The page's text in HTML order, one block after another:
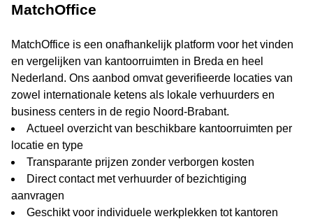
MatchOffice
MatchOffice is een onafhankelijk platform voor het vinden
en vergelijken van kantoorruimten in Breda en heel
Nederland. Ons aanbod omvat geverifieerde locaties van
zowel internationale ketens als lokale verhuurders en
business centers in de regio Noord-Brabant.
Actueel overzicht van beschikbare kantoorruimten per
locatie en type
Transparante prijzen zonder verborgen kosten
Direct contact met verhuurder of bezichtiging
aanvragen
Geschikt voor individuele werkplekken tot kantoren